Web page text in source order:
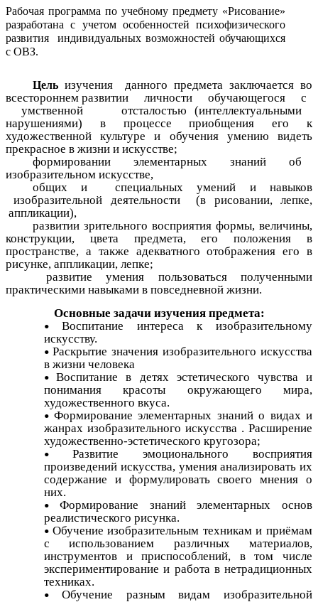
Рабочая программа по учебному предмету «Рисование»
разработана с учетом особенностей психофизического
развития индивидуальных возможностей обучающихся
с ОВЗ.
Цель изучения данного предмета заключается во
всестороннем развитии личности обучающегося с
умственной отсталостью (интеллектуальными
нарушениями) в процессе приобщения его к
художественной культуре и обучения умению видеть
прекрасное в жизни и искусстве;
формировании элементарных знаний об
изобразительном искусстве,
общих и специальных умений и навыков
изобразительной деятельности (в рисовании, лепке,
аппликации),
развитии зрительного восприятия формы, величины,
конструкции, цвета предмета, его положения в
пространстве, а также адекватного отображения его в
рисунке, аппликации, лепке;
развитие умения пользоваться полученными
практическими навыками в повседневной жизни.
Основные задачи изучения предмета:
Воспитание интереса к изобразительному
искусству.
Раскрытие значения изобразительного искусства
в жизни человека
Воспитание в детях эстетического чувства и
понимания красоты окружающего мира,
художественного вкуса.
Формирование элементарных знаний о видах и
жанрах изобразительного искусства . Расширение
художественно-эстетического кругозора;
Развитие эмоционального восприятия
произведений искусства, умения анализировать их
содержание и формулировать своего мнения о
них.
Формирование знаний элементарных основ
реалистического рисунка.
Обучение изобразительным техникам и приёмам
с использованием различных материалов,
инструментов и приспособлений, в том числе
экспериментирование и работа в нетрадиционных
техниках.
Обучение разным видам изобразительной